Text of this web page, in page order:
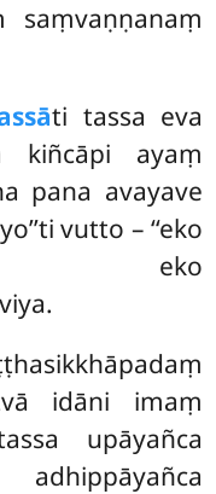
ti tassa eva
kiñcāpi ayaṃ
pana avayave
vutto – ‘‘eko
eko
idāni imaṃ
upāyañca